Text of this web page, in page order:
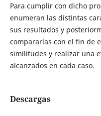
Para cumplir con dicho
enumeran las distintas
sus resultados y
compararlas con el fin de
similitudes y realizar una
alcanzados en cada caso.
Descargas